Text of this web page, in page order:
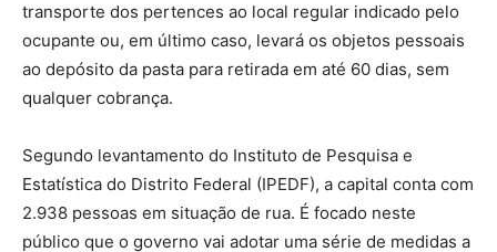
transporte dos pertences ao local regular indicado pelo
ocupante ou, em último caso, levará os objetos pessoais
ao depósito da pasta para retirada em até 60 dias, sem
qualquer cobrança.
Segundo levantamento do Instituto de Pesquisa e
Estatística do Distrito Federal (IPEDF), a capital conta com
2.938 pessoas em situação de rua. É focado neste
público que o governo vai adotar uma série de medidas a